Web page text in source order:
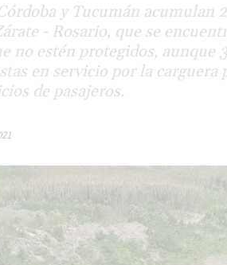
y Tucumán acumulan
- Rosario, que se
no estén protegidos,
en servicio por la
de pasajeros.